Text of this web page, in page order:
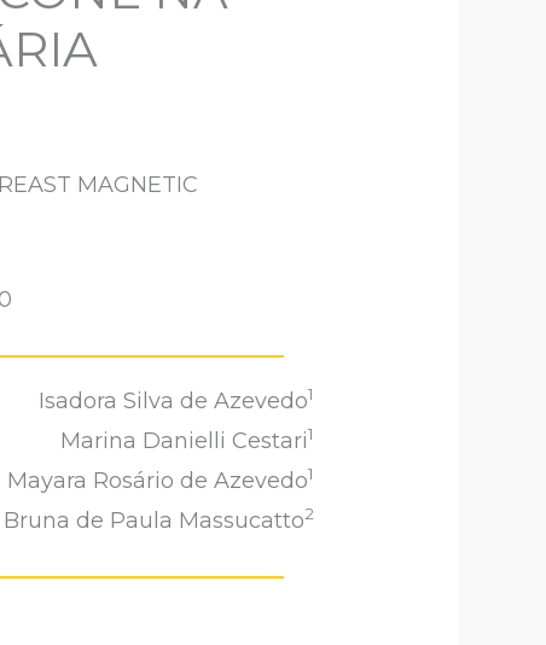
MAGNETIC
Isadora Silva de Azevedo1
Marina Danielli Cestari1
Mayara Rosário de Azevedo1
Bruna de Paula Massucatto2